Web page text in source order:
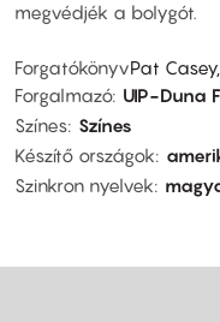
megvédjék a bolygót.
ForgatókönyvPat
Forgalmazó UIP-Duna
Színes Színes
Készítő országok
Szinkron nyelvek